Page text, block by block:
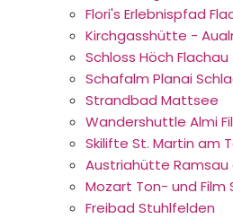
Flori's Erlebnispfad
Kirchgasshütte -
Schloss Höch Flachau
Schafalm Planai
Strandbad Mattsee
Wandershuttle Almi
Skilifte St. Martin am
Austriahütte Ramsau
Mozart Ton- und Film
Freibad Stuhlfelden